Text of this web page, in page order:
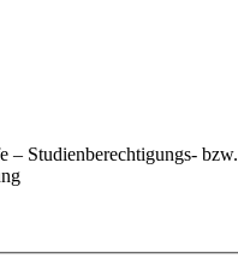
– Studienberechtigungs- bzw.